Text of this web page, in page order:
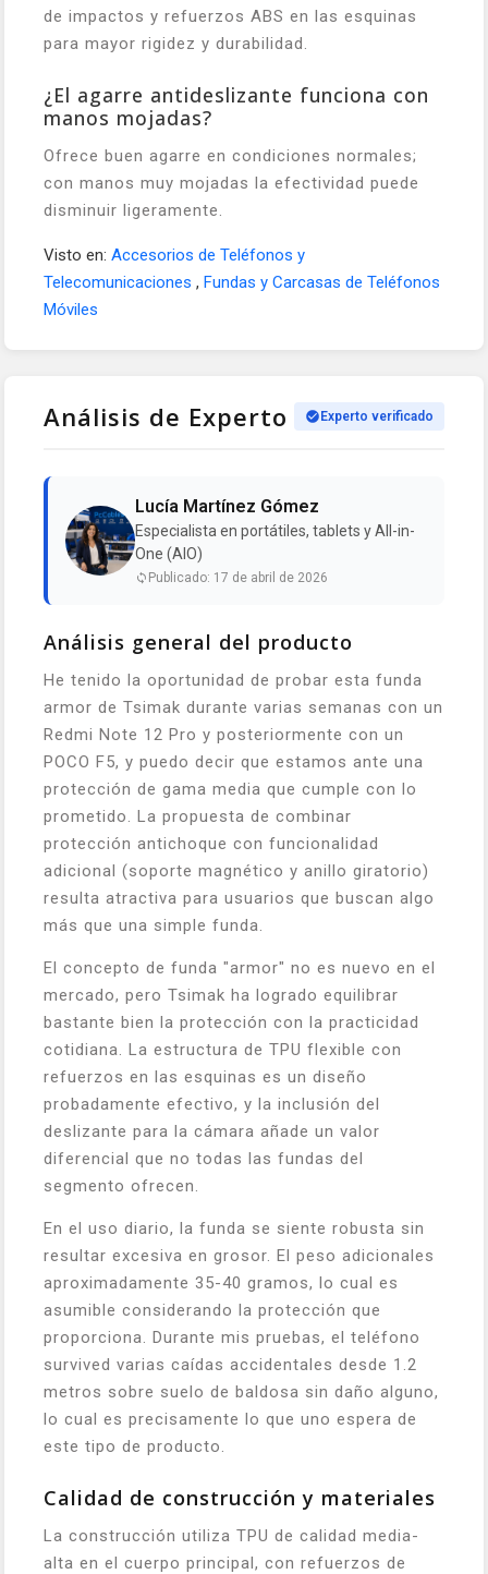
de impactos y refuerzos ABS en las esquinas
para mayor rigidez y durabilidad.
¿El agarre antideslizante funciona con
manos mojadas?
Ofrece buen agarre en condiciones normales;
con manos muy mojadas la efectividad puede
disminuir ligeramente.
Visto en: Accesorios de Teléfonos y
Telecomunicaciones , Fundas y Carcasas de Teléfonos
Móviles
Análisis de Experto Experto verificado
Lucía Martínez Gómez
Especialista en portátiles, tablets y All-in-
One (AIO)
Publicado: 17 de abril de 2026
Análisis general del producto
He tenido la oportunidad de probar esta funda
armor de Tsimak durante varias semanas con un
Redmi Note 12 Pro y posteriormente con un
POCO F5, y puedo decir que estamos ante una
protección de gama media que cumple con lo
prometido. La propuesta de combinar
protección antichoque con funcionalidad
adicional (soporte magnético y anillo giratorio)
resulta atractiva para usuarios que buscan algo
más que una simple funda.
El concepto de funda "armor" no es nuevo en el
mercado, pero Tsimak ha logrado equilibrar
bastante bien la protección con la practicidad
cotidiana. La estructura de TPU flexible con
refuerzos en las esquinas es un diseño
probadamente efectivo, y la inclusión del
deslizante para la cámara añade un valor
diferencial que no todas las fundas del
segmento ofrecen.
En el uso diario, la funda se siente robusta sin
resultar excesiva en grosor. El peso adicionales
aproximadamente 35-40 gramos, lo cual es
asumible considerando la protección que
proporciona. Durante mis pruebas, el teléfono
survived varias caídas accidentales desde 1.2
metros sobre suelo de baldosa sin daño alguno,
lo cual es precisamente lo que uno espera de
este tipo de producto.
Calidad de construcción y materiales
La construcción utiliza TPU de calidad media-
alta en el cuerpo principal, con refuerzos de